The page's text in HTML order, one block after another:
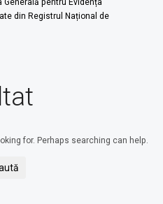
pentru Evidența
din Registrul Național de
for. Perhaps searching can help.